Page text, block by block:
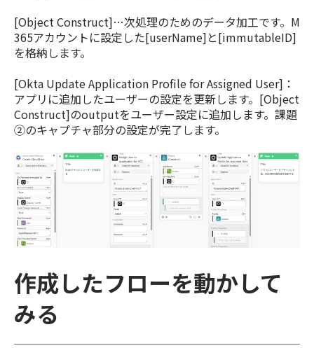
[Object Construct]…次処理のためのデータ加工です。M
365アカウントに設定した[userName]と[immutableID]
を格納します。
[Okta Update Application Profile for Assigned User]：
アプリに追加したユーザーの設定を更新します。[Object
Construct]のoutputをユーザー設定に追加します。課題
②のキャプチャ部分の設定が完了します。
作成したフローを動かして
みる